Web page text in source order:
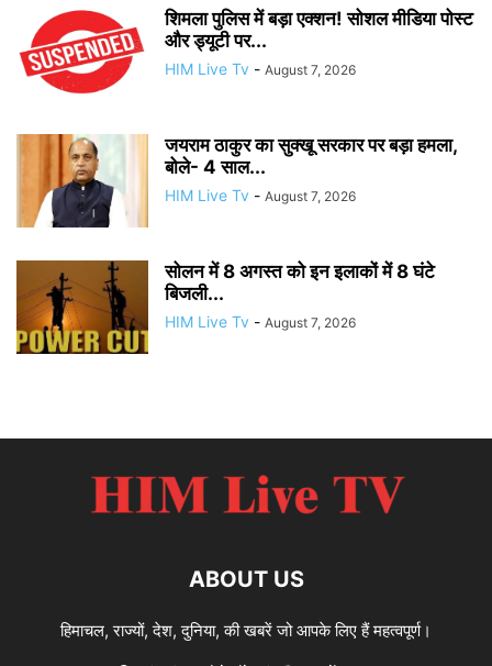
शिमला पुलिस में बड़ा एक्शन! सोशल मीडिया पोस्ट
और ड्यूटी पर...
HIM Live Tv - August 7, 2026
जयराम ठाकुर का सुक्खू सरकार पर बड़ा हमला,
बोले- 4 साल...
HIM Live Tv - August 7, 2026
सोलन में 8 अगस्त को इन इलाकों में 8 घंटे
बिजली...
HIM Live Tv - August 7, 2026
ABOUT US
हिमाचल, राज्यों, देश, दुनिया, की खबरें जो आपके लिए हैं महत्वपूर्ण।